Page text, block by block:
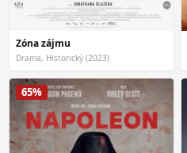
Zóna zájmu
Drama, Historický (2023)
65%